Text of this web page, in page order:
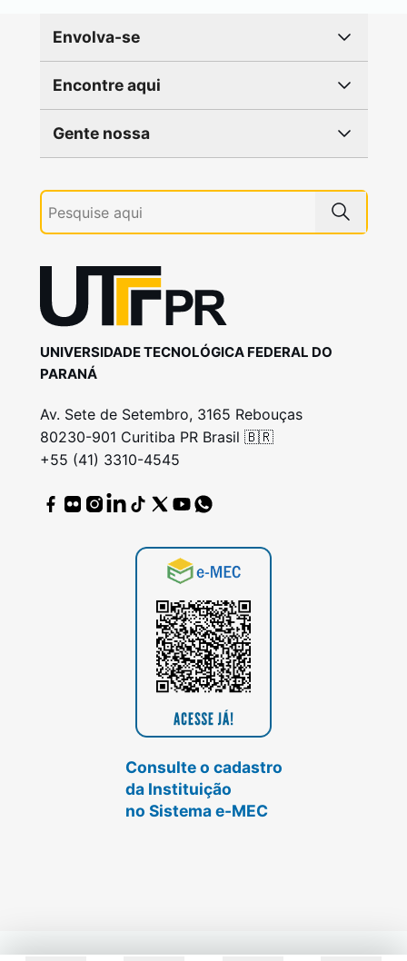
Envolva-se
Encontre aqui
Gente nossa
UNIVERSIDADE TECNOLÓGICA FEDERAL DO
PARANÁ
Av. Sete de Setembro, 3165 Rebouças
80230-901 Curitiba PR Brasil 🇧🇷
+55 (41) 3310-4545
Consulte o cadastro
da Instituição
no Sistema e-MEC